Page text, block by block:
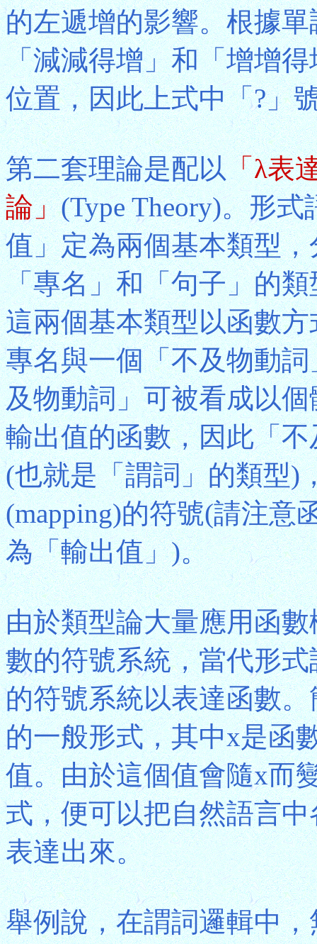
的左遞增的影響。根據
「減減得增」和「增增
位置，因此上式中「?」
第二套理論是配以「λ表
論」(Type Theory)。形
值」定為兩個基本類型
「專名」和「句子」的
這兩個基本類型以函數
專名與一個「不及物動
及物動詞」可被看成以
輸出值的函數，因此「
(也就是「謂詞」的類型
(mapping)的符號(請注意
為「輸出值」)。
由於類型論大量應用函
數的符號系統，當代形
的符號系統以表達函數
的一般形式，其中x是函
值。由於這個值會隨x而
式，便可以把自然語言
表達出來。
舉例說，在謂詞邏輯中